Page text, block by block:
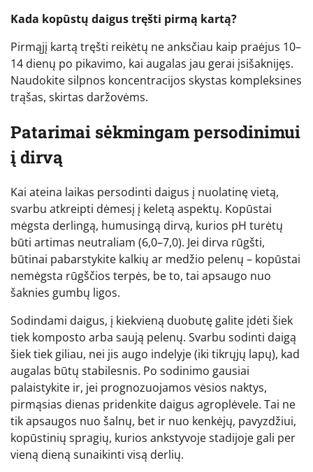
Kada kopūstų daigus tręšti pirmą kartą?
Pirmąjį kartą tręšti reikėtų ne anksčiau kaip praėjus 10–
14 dienų po pikavimo, kai augalas jau gerai įsišaknijęs.
Naudokite silpnos koncentracijos skystas kompleksines
trąšas, skirtas daržovėms.
Patarimai sėkmingam persodinimui
į dirvą
Kai ateina laikas persodinti daigus į nuolatinę vietą,
svarbu atkreipti dėmesį į keletą aspektų. Kopūstai
mėgsta derlingą, humusingą dirvą, kurios pH turėtų
būti artimas neutraliam (6,0–7,0). Jei dirva rūgšti,
būtinai pabarstykite kalkių ar medžio pelenų – kopūstai
nemėgsta rūgščios terpės, be to, tai apsaugo nuo
šaknies gumbų ligos.
Sodindami daigus, į kiekvieną duobutę galite įdėti šiek
tiek komposto arba saują pelenų. Svarbu sodinti daigą
šiek tiek giliau, nei jis augo indelyje (iki tikrųjų lapų), kad
augalas būtų stabilesnis. Po sodinimo gausiai
palaistykite ir, jei prognozuojamos vėsios naktys,
pirmąsias dienas pridenkite daigus agroplėvele. Tai ne
tik apsaugos nuo šalnų, bet ir nuo kenkėjų, pavyzdžiui,
kopūstinių spragių, kurios ankstyvoje stadijoje gali per
vieną dieną sunaikinti visą derlių.